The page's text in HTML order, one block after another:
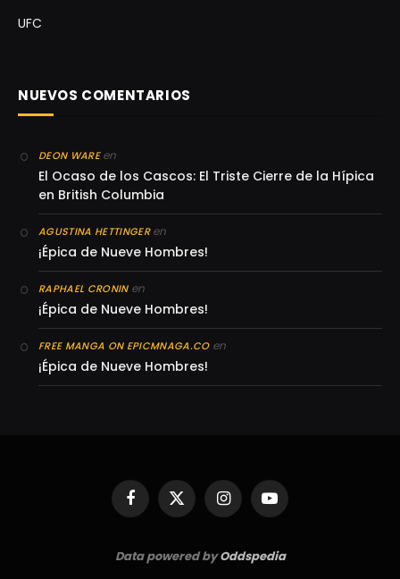
UFC
NUEVOS COMENTARIOS
DEON WAREen
El Ocaso de los Cascos: El Triste Cierre de la Hípica
en British Columbia
AGUSTINA HETTINGERen
¡Épica de Nueve Hombres!
RAPHAEL CRONINen
¡Épica de Nueve Hombres!
FREE MANGA ON EPICMNAGA.COen
¡Épica de Nueve Hombres!
Facebook
X
(Twitter)
InstagramYouTube
Data powered byOddspedia